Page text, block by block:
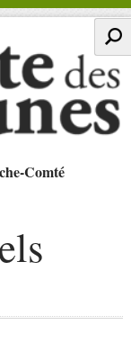
Comté